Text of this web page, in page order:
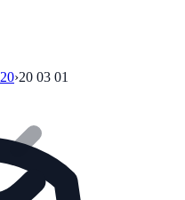
20›20 03 01